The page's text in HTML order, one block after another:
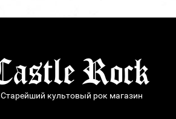
Старейший культовый рок магазин